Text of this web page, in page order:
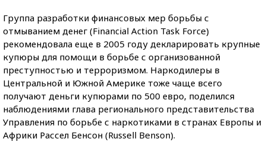
Группа разработки финансовых мер борьбы с
отмыванием денег (Financial Action Task Force)
рекомендовала еще в 2005 году декларировать крупные
купюры для помощи в борьбе с организованной
преступностью и терроризмом. Наркодилеры в
Центральной и Южной Америке тоже чаще всего
получают деньги купюрами по 500 евро, поделился
наблюдениями глава регионального представительства
Управления по борьбе с наркотиками в странах Европы и
Африки Рассел Бенсон (Russell Benson).